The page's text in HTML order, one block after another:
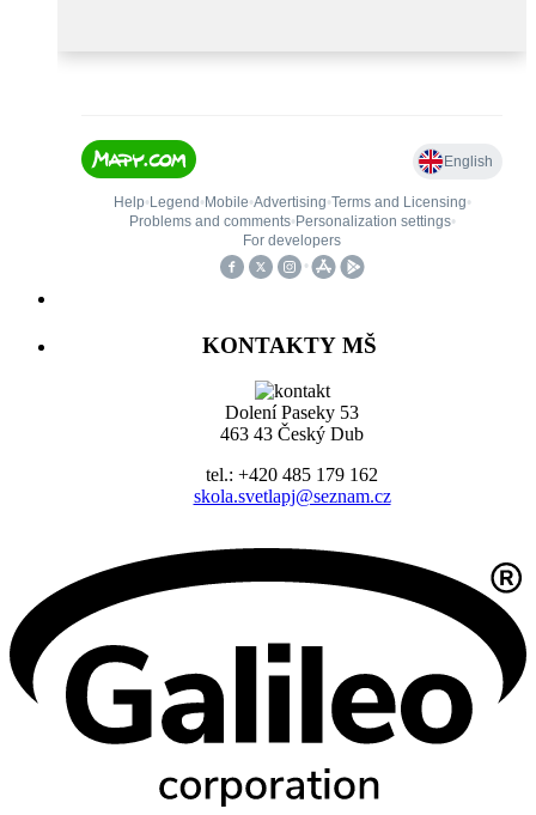
KONTAKTY MŠ
Dolení Paseky 53
463 43 Český Dub
tel.: +420 485 179 162
skola.svetlapj@seznam.cz